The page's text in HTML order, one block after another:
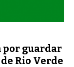
por guardar
Rio Verde